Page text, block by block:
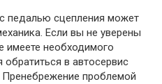
педалью сцепления может
Если вы не уверены
имеете необходимого
обратиться в автосервис
Пренебрежение проблемой